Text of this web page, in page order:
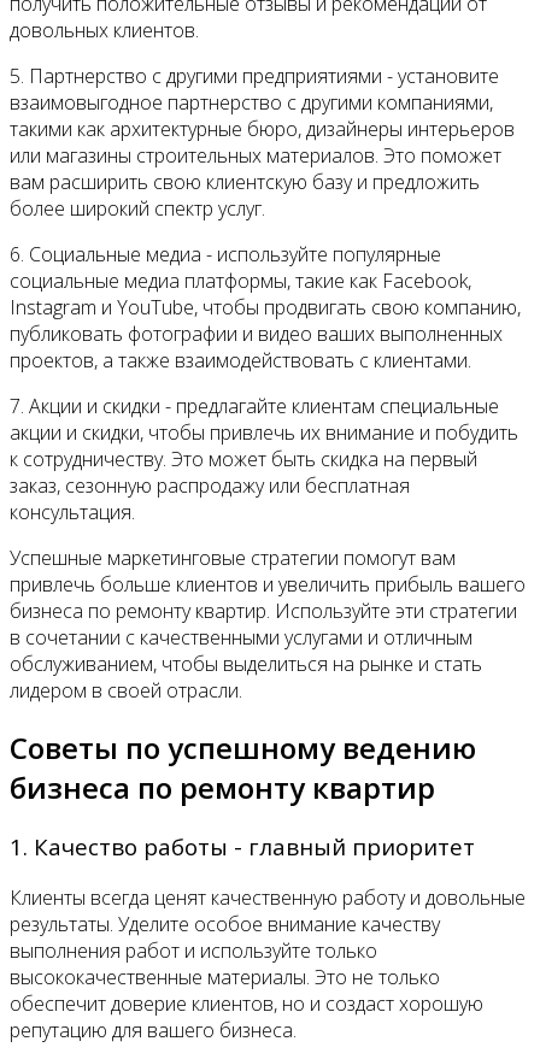
довольных клиентов.
5. Партнерство с другими предприятиями - установите
взаимовыгодное партнерство с другими компаниями,
такими как архитектурные бюро, дизайнеры интерьеров
или магазины строительных материалов. Это поможет
вам расширить свою клиентскую базу и предложить
более широкий спектр услуг.
6. Социальные медиа - используйте популярные
социальные медиа платформы, такие как Facebook,
Instagram и YouTube, чтобы продвигать свою компанию,
публиковать фотографии и видео ваших выполненных
проектов, а также взаимодействовать с клиентами.
7. Акции и скидки - предлагайте клиентам специальные
акции и скидки, чтобы привлечь их внимание и побудить
к сотрудничеству. Это может быть скидка на первый
заказ, сезонную распродажу или бесплатная
консультация.
Успешные маркетинговые стратегии помогут вам
привлечь больше клиентов и увеличить прибыль вашего
бизнеса по ремонту квартир. Используйте эти стратегии
в сочетании с качественными услугами и отличным
обслуживанием, чтобы выделиться на рынке и стать
лидером в своей отрасли.
Советы по успешному ведению
бизнеса по ремонту квартир
1. Качество работы - главный приоритет
Клиенты всегда ценят качественную работу и довольные
результаты. Уделите особое внимание качеству
выполнения работ и используйте только
высококачественные материалы. Это не только
обеспечит доверие клиентов, но и создаст хорошую
репутацию для вашего бизнеса.